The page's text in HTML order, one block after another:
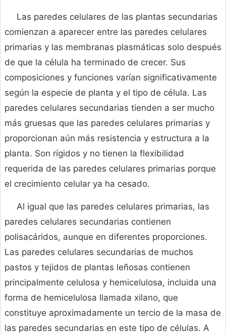
Las paredes celulares de las plantas secundarias
comienzan a aparecer entre las paredes celulares
primarias y las membranas plasmáticas solo después
de que la célula ha terminado de crecer. Sus
composiciones y funciones varían significativamente
según la especie de planta y el tipo de célula. Las
paredes celulares secundarias tienden a ser mucho
más gruesas que las paredes celulares primarias y
proporcionan aún más resistencia y estructura a la
planta. Son rígidos y no tienen la flexibilidad
requerida de las paredes celulares primarias porque
el crecimiento celular ya ha cesado.
Al igual que las paredes celulares primarias, las
paredes celulares secundarias contienen
polisacáridos, aunque en diferentes proporciones.
Las paredes celulares secundarias de muchos
pastos y tejidos de plantas leñosas contienen
principalmente celulosa y hemicelulosa, incluida una
forma de hemicelulosa llamada xilano, que
constituye aproximadamente un tercio de la masa de
las paredes secundarias en este tipo de células. A